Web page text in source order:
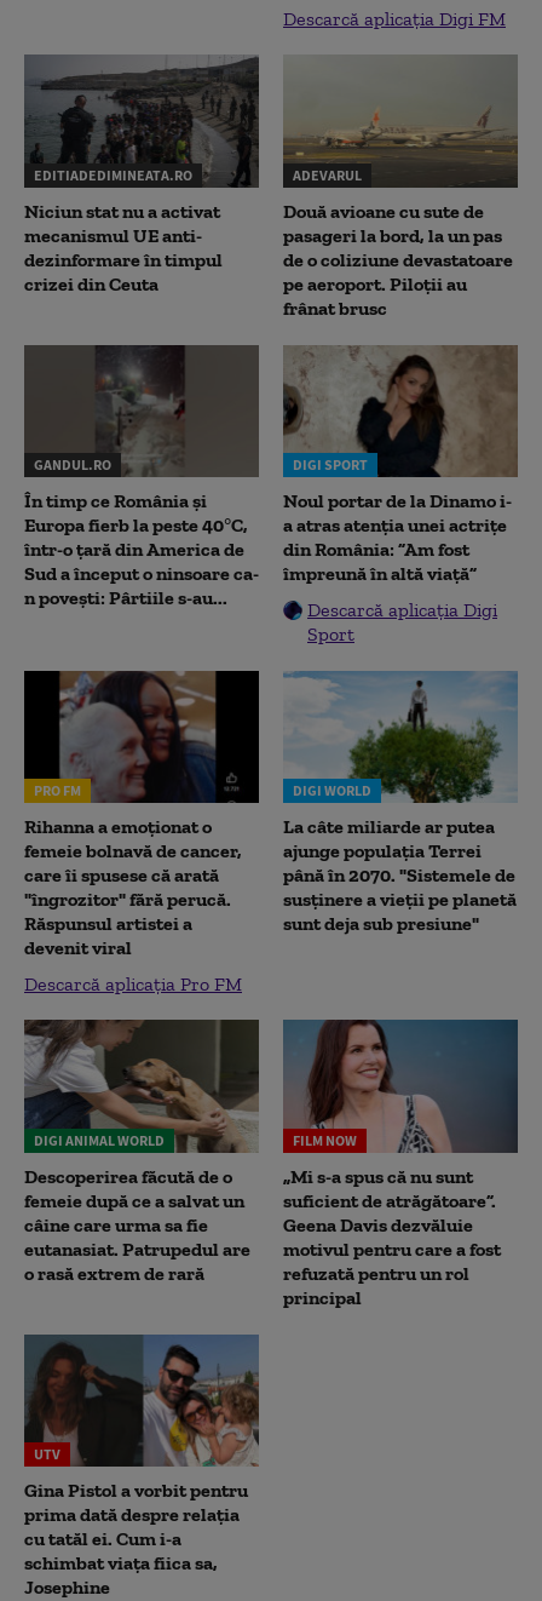
Descarcă aplicația Digi FM
EDITIADEDIMINEATA.RO
Niciun stat nu a activat
mecanismul UE anti-
dezinformare în timpul
crizei din Ceuta
ADEVARUL
Două avioane cu sute de
pasageri la bord, la un pas
de o coliziune devastatoare
pe aeroport. Piloții au
frânat brusc
GANDUL.RO
În timp ce România și
Europa fierb la peste 40°C,
într-o țară din America de
Sud a început o ninsoare ca-
n povești: Pârtiile s-au...
DIGI SPORT
Noul portar de la Dinamo i-
a atras atenția unei actrițe
din România: ”Am fost
împreună în altă viață”
Descarcă aplicația Digi
Sport
PRO FM
Rihanna a emoționat o
femeie bolnavă de cancer,
care îi spusese că arată
"îngrozitor" fără perucă.
Răspunsul artistei a
devenit viral
Descarcă aplicația Pro FM
DIGI WORLD
La câte miliarde ar putea
ajunge populația Terrei
până în 2070. "Sistemele de
susținere a vieții pe planetă
sunt deja sub presiune"
DIGI ANIMAL WORLD
Descoperirea făcută de o
femeie după ce a salvat un
câine care urma sa fie
eutanasiat. Patrupedul are
o rasă extrem de rară
FILM NOW
„Mi s-a spus că nu sunt
suficient de atrăgătoare”.
Geena Davis dezvăluie
motivul pentru care a fost
refuzată pentru un rol
principal
UTV
Gina Pistol a vorbit pentru
prima dată despre relația
cu tatăl ei. Cum i-a
schimbat viața fiica sa,
Josephine